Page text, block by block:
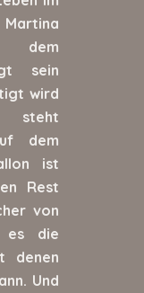
dem
sein
wird
steht
dem
ist
Rest
von
es die
denen
Und